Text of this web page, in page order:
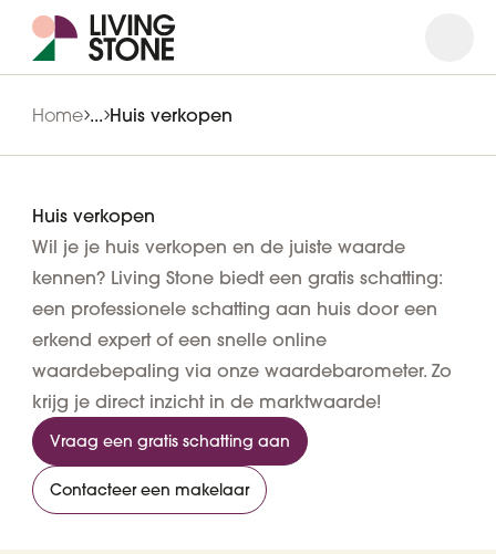
Home ... Huis verkopen
Huis verkopen
Wil je je huis verkopen en de juiste waarde
kennen? Living Stone biedt een gratis schatting:
een professionele schatting aan huis door een
erkend expert of een snelle online
waardebepaling via onze waardebarometer. Zo
krijg je direct inzicht in de marktwaarde!
Vraag een gratis schatting aan
Contacteer een makelaar